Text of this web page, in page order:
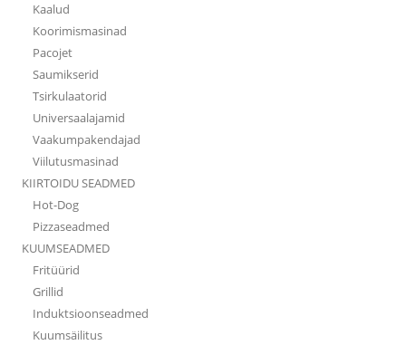
Kaalud
Koorimismasinad
Pacojet
Saumikserid
Tsirkulaatorid
Universaalajamid
Vaakumpakendajad
Viilutusmasinad
KIIRTOIDU SEADMED
Hot-Dog
Pizzaseadmed
KUUMSEADMED
Fritüürid
Grillid
Induktsioonseadmed
Kuumsäilitus